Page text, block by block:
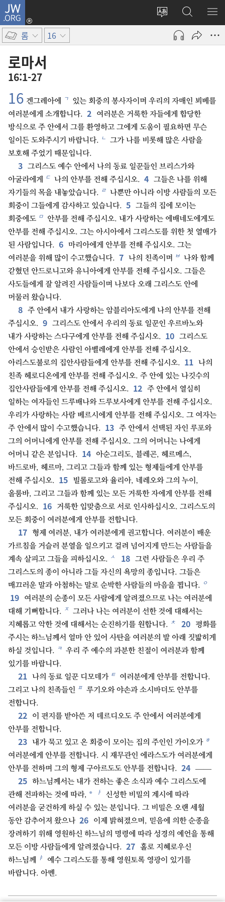
JW.ORG
사이트
언어
변경
로그인
(새로운
열기)
JW.ORG
검색
메
롬 16
로마서
16:1-27
16 겐그레아에 ㄱ 있는 회중의 봉사자이며 우리의 자매인 뵈베를
여러분에게 소개합니다. 2
여러분은 거룩한 자들에게 합당한
방식으로 주 안에서 그를 환영하고 그에게 도움이 필요하면 무슨
일이든 도와주시기 바랍니다. ㄴ 그가 나를 비롯해 많은 사람을
보호해 주었기 때문입니다.
3 그리스도 예수 안에서 나의 동료 일꾼들인 브리스가와
아굴라에게
ㄷ 나의 안부를 전해 주십시오. 4 그들은 나를 위해
자기들의 목을 내놓았습니다. ㄹ 나뿐만 아니라 이방 사람들의 모든
회중이 그들에게 감사하고 있습니다. 5 그들의 집에 모이는
회중에도 ㅁ 안부를 전해 주십시오. 내가 사랑하는 에배네도에게도
안부를 전해 주십시오. 그는 아시아에서 그리스도를 위한 첫 열매가
된 사람입니다. 6 마리아에게 안부를 전해 주십시오. 그는
여러분을 위해 많이 수고했습니다. 7 나의 친족이며 ㅂ 나와 함께
갇혔던 안드로니고와 유니아에게 안부를 전해 주십시오. 그들은
사도들에게 잘 알려진 사람들이며 나보다 오래 그리스도 안에
머물러 왔습니다.
8 주 안에서 내가 사랑하는 암블리아도에게 나의 안부를 전해
주십시오. 9 그리스도 안에서 우리의 동료 일꾼인 우르바노와
내가 사랑하는 스다구에게 안부를 전해 주십시오. 10 그리스도
안에서 승인받은 사람인 아벨레에게 안부를 전해 주십시오.
아리스도불로의 집안사람들에게 안부를 전해 주십시오. 11 나의
친족 헤로디온에게 안부를 전해 주십시오. 주 안에 있는 나깃수의
집안사람들에게 안부를 전해 주십시오. 12 주 안에서 열심히
일하는 여자들인 드루배나와 드루보사에게 안부를 전해 주십시오.
우리가 사랑하는 사람 베르시에게 안부를 전해 주십시오. 그 여자는
주 안에서 많이 수고했습니다. 13 주 안에서 선택된 자인 루포와
그의 어머니에게 안부를 전해 주십시오. 그의 어머니는 나에게
어머니 같은 분입니다. 14
아순그리도, 블레곤, 헤르메스,
바드로바, 헤르마, 그리고 그들과 함께 있는 형제들에게 안부를
전해 주십시오. 15
빌롤로고와 율리아, 네레오와 그의 누이,
올룸바, 그리고 그들과 함께 있는 모든 거룩한 자에게 안부를 전해
주십시오. 16
거룩한 입맞춤으로 서로 인사하십시오. 그리스도의
모든 회중이 여러분에게 안부를 전합니다.
17 형제 여러분, 내가 여러분에게 권고합니다. 여러분이 배운
가르침을 거슬러 분열을 일으키고 걸려 넘어지게 만드는 사람들을
계속 살피고 그들을 피하십시오. ㅅ 18 그런 사람들은 우리 주
그리스도의 종이 아니라 그들 자신의 욕망의 종입니다. 그들은
매끄러운 말과 아첨하는 말로 순박한 사람들의 마음을 꾑니다. ㅇ
19
여러분의 순종이 모든 사람에게 알려졌으므로 나는 여러분에
대해 기뻐합니다. ㅈ 그러나 나는 여러분이 선한 것에 대해서는
지혜롭고 악한 것에 대해서는 순진하기를 원합니다. ㅊ 20
평화를
주시는 하느님께서 얼마 안 있어 사탄을 여러분의 발 아래 짓밟히게
하실 것입니다. ㅋ 우리 주 예수의 과분한 친절이 여러분과 함께
있기를 바랍니다.
21 나의 동료 일꾼 디모데가 ㅌ 여러분에게 안부를 전합니다.
그리고 나의 친족들인 ㅍ 루기오와 야손과 소시바더도 안부를
전합니다.
22
이 편지를 받아쓴 저 데르디오도 주 안에서 여러분에게
안부를 전합니다.
23 내가 묵고 있고 온 회중이 모이는 집의 주인인 가이오가 ㅎ
여러분에게 안부를 전합니다. 시 재무관인 에라스도가 여러분에게
안부를 전하며 그의 형제 구아르도도 안부를 전합니다. 24 ——
25 하느님께서는 내가 전하는 좋은 소식과 예수 그리스도에
관해 전파하는 것에 따라, * ㅏ
신성한 비밀의 계시에 따라
여러분을 굳건하게 하실 수 있는 분입니다. 그 비밀은 오랜 세월
동안 감추어져 왔으나 26
이제 밝혀졌으며, 믿음에 의한 순종을
장려하기 위해 영원하신 하느님의 명령에 따라 성경의 예언을 통해
모든 이방 사람들에게 알려졌습니다. 27 홀로 지혜로우신
하느님께
ㅑ
예수 그리스도를 통해 영원토록 영광이 있기를
바랍니다. 아멘.